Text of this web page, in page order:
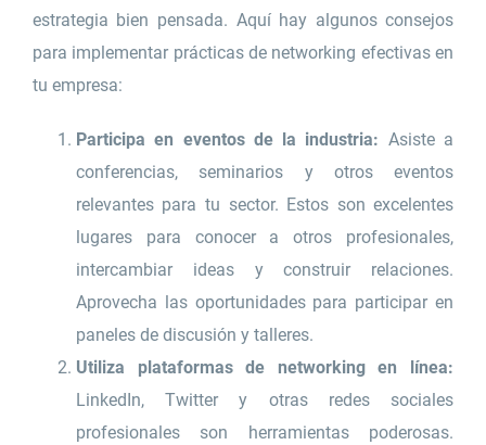
estrategia bien pensada. Aquí hay algunos consejos
para implementar prácticas de networking efectivas en
tu empresa:
Participa en eventos de la industria: Asiste a
conferencias, seminarios y otros eventos
relevantes para tu sector. Estos son excelentes
lugares para conocer a otros profesionales,
intercambiar ideas y construir relaciones.
Aprovecha las oportunidades para participar en
paneles de discusión y talleres.
Utiliza plataformas de networking en línea:
LinkedIn, Twitter y otras redes sociales
profesionales son herramientas poderosas.